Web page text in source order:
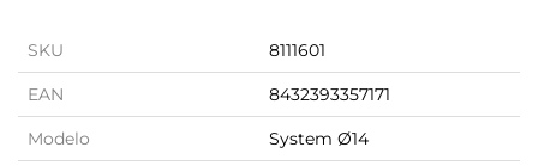
SKU 8111601
EAN 8432393357171
Modelo System Ø14